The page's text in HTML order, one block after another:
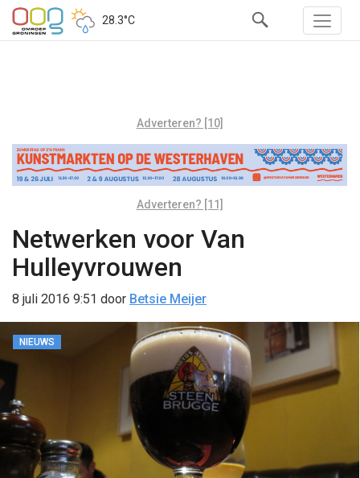
28.3°C
Adverteren? [10]
Adverteren? [11]
Netwerken voor Van
Hulleyvrouwen
8 juli 2016 9:51 door Betsie Meijer
NIEUWS